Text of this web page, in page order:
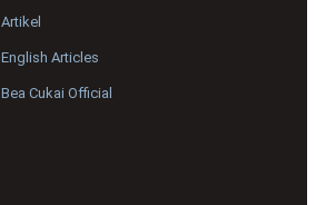
Artikel
English Articles
Bea Cukai Official